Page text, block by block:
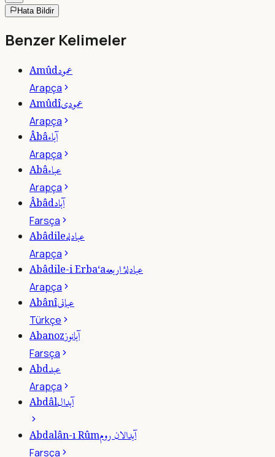
Hata Bildir
Benzer Kelimeler
Amûdعمود
Arapça
Amûdîعمودى
Arapça
Âbâآباء
Arapça
Abâعباء
Arapça
Âbâdآباد
Farsça
Abâdileعبادله
Arapça
Abâdile-i Erba‘aعبادلۀ اربعه
Arapça
Abânîعبانى
Türkçe
Abanozآبانوز
Farsça
Abdعبد
Arapça
Abdâlآبدال
Abdalân-ı Rûmآبدالان روم
Farsça